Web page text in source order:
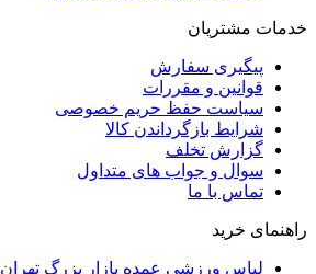
خدمات مشتریان
پیگیری سفارش
قوانین و مقررات
سیاست حفظ حریم خصوصی
شرایط بازگرداندن کالا
گزارش تخلف
سوال و جواب های متداول
تماس با ما
راهنمای خرید
لباس ورزشی عمده بازار بزرگ تهران